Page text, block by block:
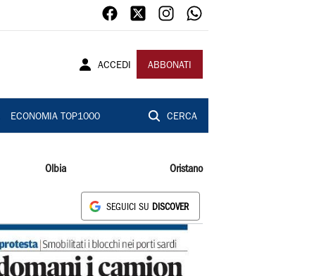
ACCEDI ABBONATI
ECONOMIA TOP1000 CERCA
Olbia Oristano
SEGUICI SU DISCOVER